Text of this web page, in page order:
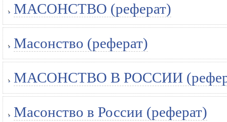
МАСОНСТВО (реферат)
Масонство (реферат)
МАСОНСТВО В РОССИИ
Масонство в России (реферат)